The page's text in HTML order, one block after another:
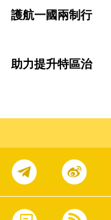
護航一國兩制行
助力提升特區治